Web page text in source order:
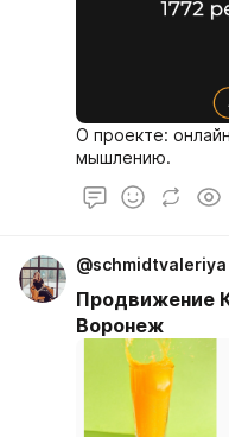
О проекте:
мышлению. ⠀
@schmidtvaleriya
Продвижение
Воронеж